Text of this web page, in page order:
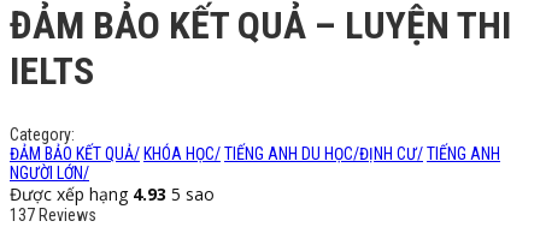
ĐẢM BẢO KẾT QUẢ – LUYỆN THI
IELTS
Category:
ĐẢM BẢO KẾT QUẢ/ KHÓA HỌC/TIẾNG ANH DU HỌC/ĐỊNH CƯ/TIẾNG ANH
NGƯỜI LỚN/
Được xếp hạng 4.93 5 sao
137 Reviews